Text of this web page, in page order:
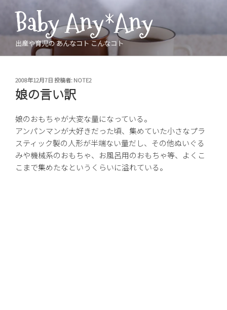
ツ
Baby Any*Any
出産や育児の あんなコト こんなコト
投
稿
日:
2008年12月7日投稿者:NOTE2
娘の言い訳
娘のおもちゃが大変な量になっている。
アンパンマンが大好きだった頃、集めていた小さなプラ
スティック製の人形が半端ない量だし、その他ぬいぐる
みや機械系のおもちゃ、お風呂用のおもちゃ等、よくこ
こまで集めたなというくらいに溢れている。